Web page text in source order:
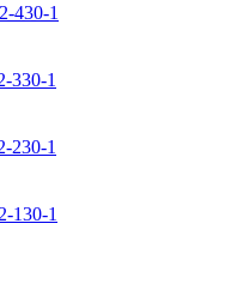
430-1
330-1
230-1
130-1